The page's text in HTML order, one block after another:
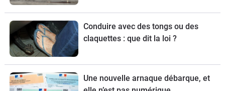
Conduire avec des tongs ou des
claquettes : que dit la loi ?
Une nouvelle arnaque débarque, et